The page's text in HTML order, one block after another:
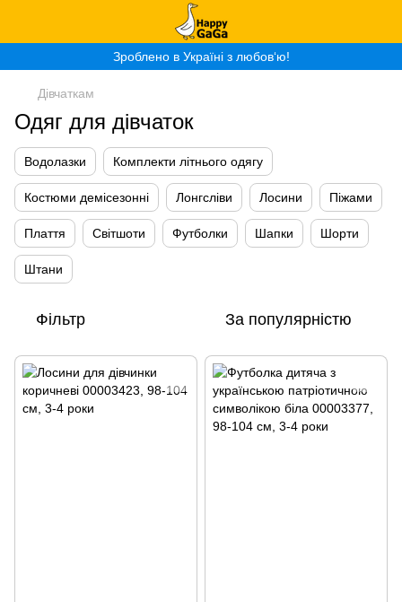
Зроблено в Україні з любов‘ю!
Дівчаткам
Одяг для дівчаток
Водолазки Комплекти літнього одягу
Костюми демісезонні Лонгсліви Лосини Піжами
Плаття Світшоти Футболки Шапки Шорти
Штани
Фільтр За популярністю